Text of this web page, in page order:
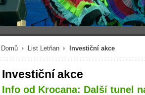
Domů List Letňan Investiční akce
Investiční akce
Info od Krocana: Další tunel